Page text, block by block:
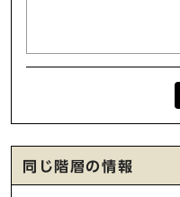
同じ階層の情報